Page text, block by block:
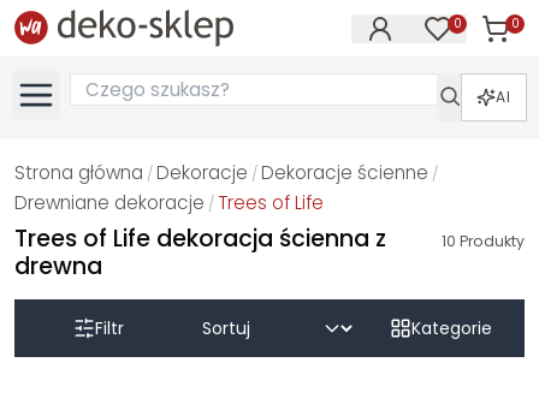
0 0
AI
Strona główna / Dekoracje / Dekoracje ścienne /
Drewniane dekoracje /Trees of Life
Trees of Life dekoracja ścienna z
drewna
10 Produkty
Filtr Kategorie